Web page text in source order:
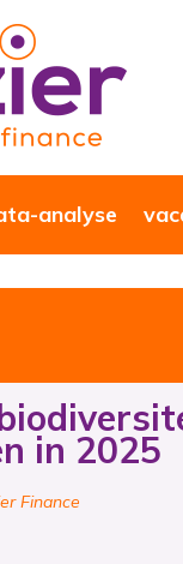
analyse
in 2025
Finance